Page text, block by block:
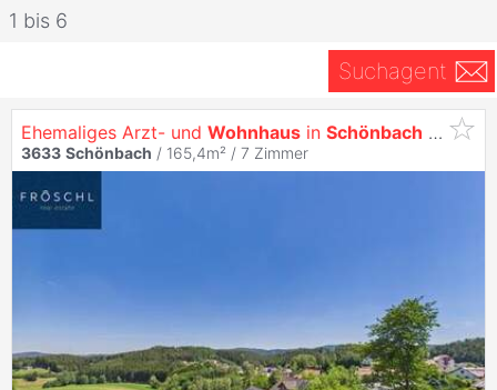
1 bis 6
Suchagent
Ehemaliges Arzt- und Wohnhaus in Schönbach
3633 Schönbach / 165,4m² / 7 Zimmer